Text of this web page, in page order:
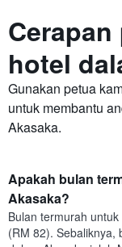
hotel
Gunakan petua
untuk membantu
Akasaka.
Apakah bulan
Akasaka?
Bulan termurah
(RM 82). Sebaliknya,